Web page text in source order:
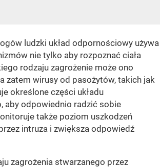
ludzki układ odpornościowy używa
nie tylko aby rozpoznać ciała
rodzaju zagrożenie może ono
zatem wirusy od pasożytów, takich jak
określone części układu
aby odpowiednio radzić sobie
także poziom uszkodzeń
intruza i zwiększa odpowiedź
zagrożenia stwarzanego przez